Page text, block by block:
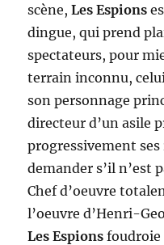
scène,Les Espions
dingue, qui prend
spectateurs, pour
terrain inconnu,
son personnage
directeur d’un asile
progressivement ses
demander s’il n’est
Chef d’oeuvre
l’oeuvre d’Henri-
Les Espions foudroie